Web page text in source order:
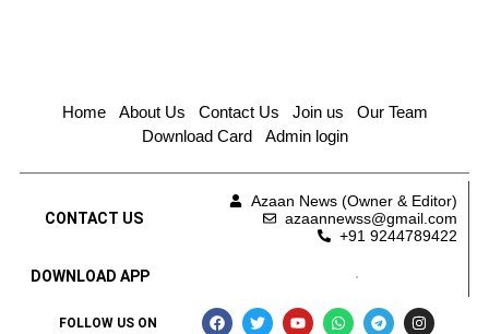
Home About Us Contact Us Join us
Our Team
Download Card
Admin login
CONTACT US
Azaan News (Owner & Editor)
azaannewss@gmail.com
+91 9244789422
DOWNLOAD APP
FOLLOW US ON